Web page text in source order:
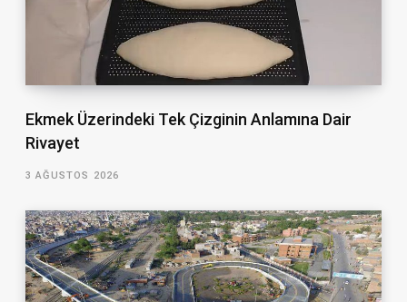
Ekmek Üzerindeki Tek Çizginin Anlamına Dair
Rivayet
3 AĞUSTOS 2026